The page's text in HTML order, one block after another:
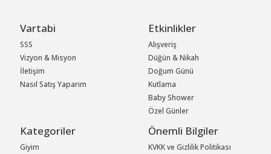
Vartabi
SSS
Vizyon & Misyon
İletişim
Nasıl Satış Yaparım
Etkinlikler
Alışveriş
Düğün & Nikah
Doğum Günü
Kutlama
Baby Shower
Özel Günler
Kategoriler
Giyim
Önemli Bilgiler
KVKK ve Gizlilik Politikası